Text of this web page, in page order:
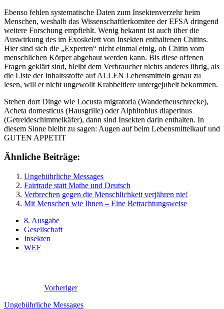
Ebenso fehlen systematische Daten zum Insektenverzehr beim
Menschen, weshalb das Wissenschaftlerkomitee der EFSA dringend
weitere Forschung empfiehlt. Wenig bekannt ist auch über die
Auswirkung des im Exoskelett von Insekten enthaltenen Chitins.
Hier sind sich die „Experten“ nicht einmal einig, ob Chitin vom
menschlichen Körper abgebaut werden kann. Bis diese offenen
Fragen geklärt sind, bleibt dem Verbraucher nichts anderes übrig, als
die Liste der Inhaltsstoffe auf ALLEN Lebensmitteln genau zu
lesen, will er nicht ungewollt Krabbeltiere untergejubelt bekommen.
Stehen dort Dinge wie Locusta migratoria (Wanderheuschrecke),
Acheta domesticus (Hausgrille) oder Alphitobius diaperinus
(Getreideschimmelkäfer), dann sind Insekten darin enthalten. In
diesem Sinne bleibt zu sagen: Augen auf beim Lebensmittelkauf und
GUTEN APPETIT
Ähnliche Beiträge:
Ungebührliche Messages
Fairtrade statt Mathe und Deutsch
Verbrechen gegen die Menschlichkeit verjähren nie!
Mit Menschen wie Ihnen – Eine Betrachtungsweise
8. Ausgabe
Gesellschaft
Insekten
WEF
Vorheriger
Ungebührliche Messages